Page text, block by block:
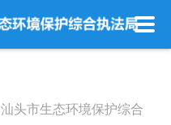
汕头市生态环境保护综合